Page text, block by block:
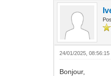
24/01/2025, 08:56:15
Bonjour,